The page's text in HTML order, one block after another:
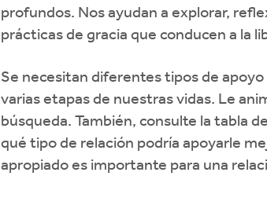
profundos. Nos ayudan a explorar,
prácticas de gracia que conducen a la
Se necesitan diferentes tipos de
varias etapas de nuestras vidas. Le
búsqueda. También, consulte la tabla
qué tipo de relación podría apoyarle
apropiado es importante para una